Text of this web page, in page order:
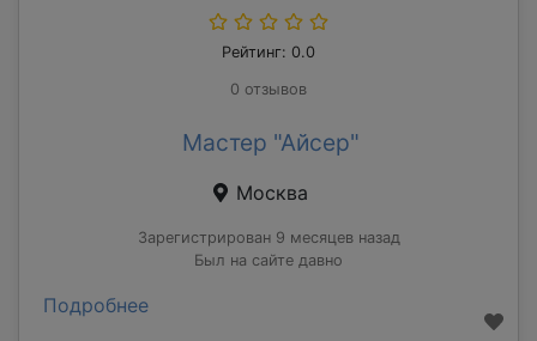
Рейтинг: 0.0
0 отзывов
Мастер "Айсер"
Москва
Зарегистрирован 9 месяцев назад
Был на сайте давно
Подробнее